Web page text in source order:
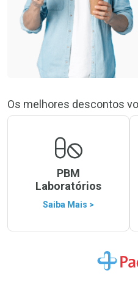
Os melhores descontos
PBM
Laboratórios
Saiba Mais >
Ir para a